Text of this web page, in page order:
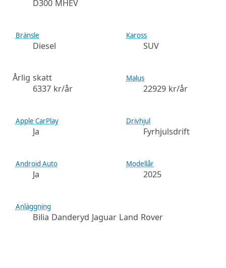
D300 MHEV
Bränsle
Diesel
Kaross
SUV
Årlig skatt
6337 kr/år
Malus
22929 kr/år
Apple CarPlay
Ja
Drivhjul
Fyrhjulsdrift
Android Auto
Ja
Modellår
2025
Anläggning
Bilia Danderyd Jaguar Land Rover